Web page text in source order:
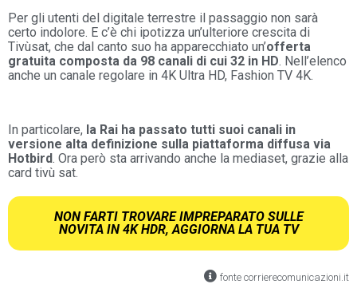
Per gli utenti del digitale terrestre il passaggio non sarà
certo indolore. E c’è chi ipotizza un’ulteriore crescita di
Tivùsat, che dal canto suo ha apparecchiato un’offerta
gratuita composta da 98 canali di cui 32 in HD. Nell’elenco
anche un canale regolare in 4K Ultra HD, Fashion TV 4K.
In particolare, la Rai ha passato tutti suoi canali in
versione alta definizione sulla piattaforma diffusa via
Hotbird. Ora però sta arrivando anche la mediaset, grazie alla
card tivù sat.
NON FARTI TROVARE IMPREPARATO SULLE
NOVITA IN 4K HDR, AGGIORNA LA TUA TV
fonte corrierecomunicazioni.it